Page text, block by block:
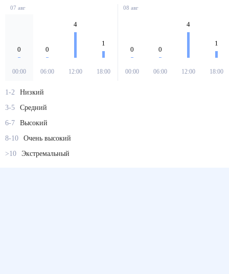
07 авг
0
00:00
0
06:00
4
12:00
1
18:00
08 авг
0
00:00
0
06:00
4
12:00
1
18:00
1-2
Низкий
3-5
Средний
6-7
Высокий
8-10
Очень высокий
>10
Экстремальный